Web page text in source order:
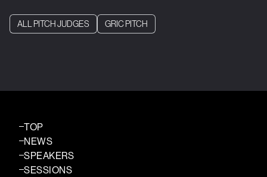
ALL PITCH JUDGES GRIC PITCH
TOP
NEWS
SPEAKERS
SESSIONS